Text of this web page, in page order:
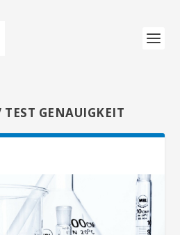
TEST GENAUIGKEIT